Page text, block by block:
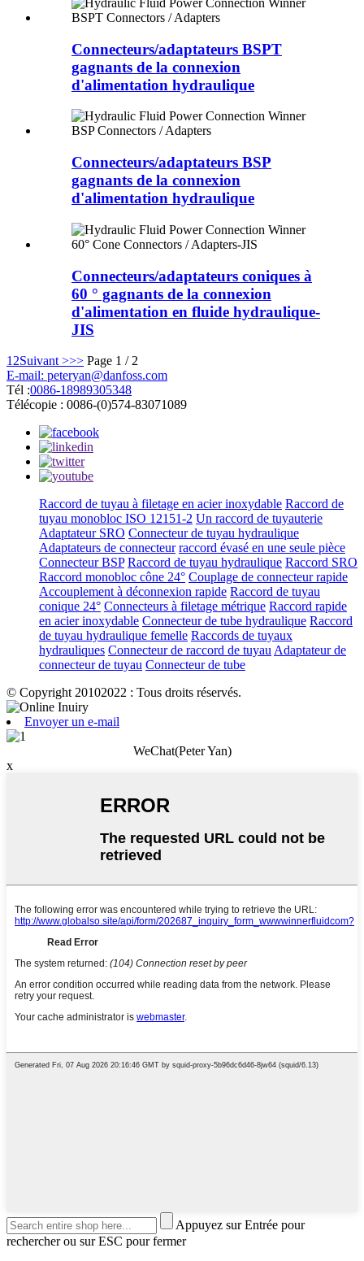
Connecteurs/adaptateurs BSPT
gagnants de la connexion
d'alimentation hydraulique
Connecteurs/adaptateurs BSP
gagnants de la connexion
d'alimentation hydraulique
Connecteurs/adaptateurs coniques à
60 ° gagnants de la connexion
d'alimentation en fluide hydraulique-
JIS
1 2Suivant >>> Page 1 / 2
E-mail: peteryan@danfoss.com
Tél :0086-18989305348
Télécopie : 0086-(0)574-83071089
Raccord de tuyau à filetage en acier inoxydable Raccord de
tuyau monobloc ISO 12151-2 Un raccord de tuyauterie
Adaptateur SRO Connecteur de tuyau hydraulique
Adaptateurs de connecteur raccord évasé en une seule pièce
Connecteur BSP Raccord de tuyau hydraulique Raccord SRO
Raccord monobloc cône 24° Couplage de connecteur rapide
Accouplement à déconnexion rapide Raccord de tuyau
conique 24° Connecteurs à filetage métrique Raccord rapide
en acier inoxydable Connecteur de tube hydraulique Raccord
de tuyau hydraulique femelle Raccords de tuyaux
hydrauliques Connecteur de raccord de tuyau Adaptateur de
connecteur de tuyau Connecteur de tube
© Copyright 20102022 : Tous droits réservés.
Envoyer un e-mail
WeChat(Peter Yan)
x
Appuyez sur Entrée pour
rechercher ou sur ESC pour fermer